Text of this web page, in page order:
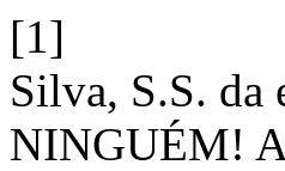
[1]
Silva, S.S. da
NINGUÉM!